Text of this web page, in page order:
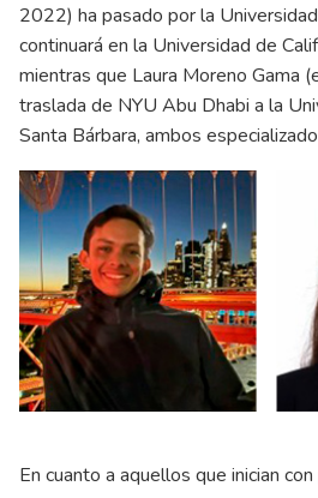
2022) ha pasado por la
continuará en la Universidad de
mientras que Laura Moreno Gama
traslada de NYU Abu Dhabi a la
Santa Bárbara, ambos
En cuanto a aquellos que inician